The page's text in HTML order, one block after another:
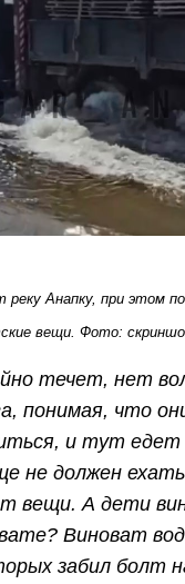
реку Анапку, при этом
вещи. Фото:
течет, нет
понимая, что
и тут едет
не должен
вещи. А дети
Виноват
забил болт